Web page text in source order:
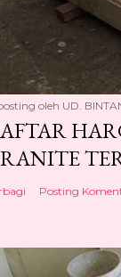
oleh UD.
Posting